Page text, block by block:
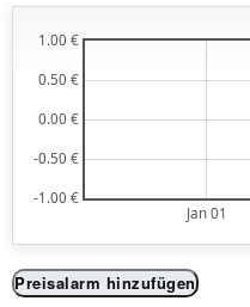
Jan 01
-1.00 €
-0.50 €
0.00 €
0.50 €
1.00 €
Preisalarm hinzufügen